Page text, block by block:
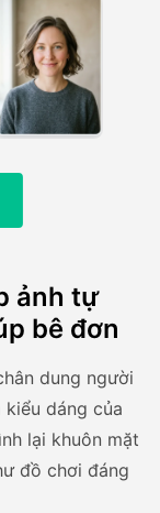
ảnh tự
bê đơn
dung người
dáng của
lại khuôn mặt
đồ chơi đáng